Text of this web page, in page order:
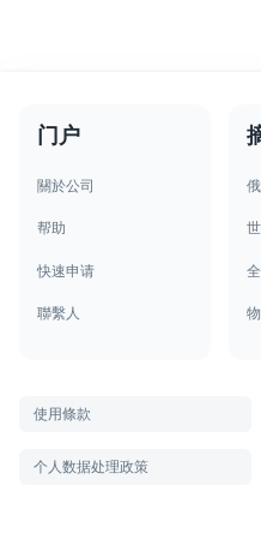
门户
關於公司
帮助
快速申请
聯繫人
使用條款
个人数据处理政策